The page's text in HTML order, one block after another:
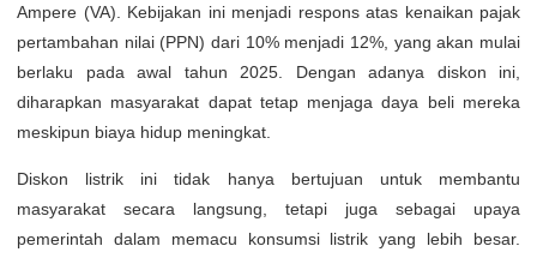
Ampere (VA). Kebijakan ini menjadi respons atas kenaikan pajak
pertambahan nilai (PPN) dari 10% menjadi 12%, yang akan mulai
berlaku pada awal tahun 2025. Dengan adanya diskon ini,
diharapkan masyarakat dapat tetap menjaga daya beli mereka
meskipun biaya hidup meningkat.
Diskon listrik ini tidak hanya bertujuan untuk membantu
masyarakat secara langsung, tetapi juga sebagai upaya
pemerintah dalam memacu konsumsi listrik yang lebih besar.